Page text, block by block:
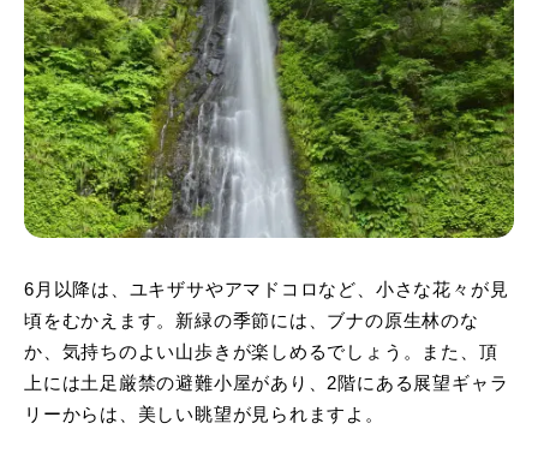
6月以降は、ユキザサやアマドコロなど、小さな花々が見
頃をむかえます。新緑の季節には、ブナの原生林のな
か、気持ちのよい山歩きが楽しめるでしょう。また、頂
上には土足厳禁の避難小屋があり、2階にある展望ギャラ
リーからは、美しい眺望が見られますよ。